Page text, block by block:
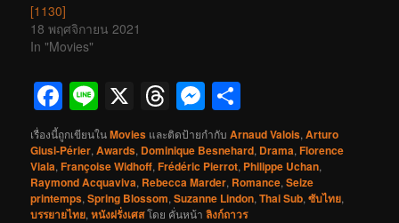
[1130]
18 พฤศจิกายน 2021
In "Movies"
Facebook
Line
X Threads
Messenger
เรื่องนี้ถูกเขียนในMovies และติดป้ายกำกับArnaud Valois,Arturo
Giusi-Périer,Awards, Dominique Besnehard, Drama,Florence
Viala,Françoise Widhoff,Frédéric Pierrot, Philippe Uchan,
Raymond Acquaviva, Rebecca Marder, Romance,Seize
printemps,Spring Blossom,Suzanne Lindon,Thai Sub,ซับไทย,
บรรยายไทย,หนังฝรั่งเศสโดย คั่นหน้าลิงก์ถาวร